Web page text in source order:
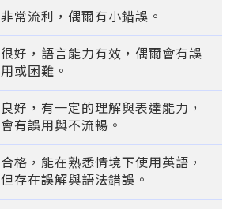
非常流利，偶爾有小錯誤。
很好，語言能力有效，偶爾會有誤
用或困難。
良好，有一定的理解與表達能力，
會有誤用與不流暢。
合格，能在熟悉情境下使用英語，
但存在誤解與語法錯誤。